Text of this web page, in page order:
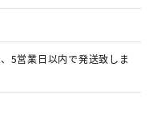
5営業日以内で発送致しま